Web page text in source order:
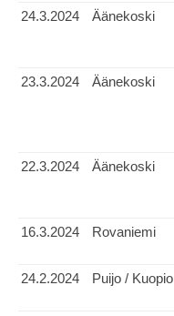
24.3.2024
Äänekoski
23.3.2024
Äänekoski
22.3.2024
Äänekoski
16.3.2024
Rovaniemi
24.2.2024
Puijo / Kuopio